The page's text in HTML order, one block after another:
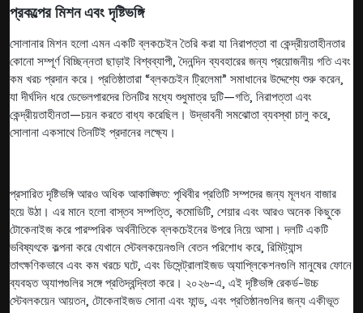
প্রকল্পের মিশন এবং দৃষ্টিভঙ্গি
সোলানার মিশন হলো এমন একটি ব্লকচেইন তৈরি করা যা নিরাপত্তা বা কেন্দ্রীয়তাহীনতার
কোনো সম্পূর্ণ বিচ্ছিন্নতা ছাড়াই বিশ্বব্যাপী, দৈনন্দিন ব্যবহারের জন্য প্রয়োজনীয় গতি এবং
কম খরচ প্রদান করে। প্রতিষ্ঠাতারা “ব্লকচেইন ট্রিলেমা” সমাধানের উদ্দেশ্যে শুরু করেন,
যা দীর্ঘদিন ধরে ডেভেলপারদের তিনটির মধ্যে শুধুমাত্র দুটি—গতি, নিরাপত্তা এবং
কেন্দ্রীয়তাহীনতা—চয়ন করতে বাধ্য করেছিল। উদ্ভাবনী সমঝোতা ব্যবস্থা চালু করে,
সোলানা একসাথে তিনটিই প্রদানের লক্ষ্যে।
প্রসারিত দৃষ্টিভঙ্গি আরও অধিক আকাঙ্ক্ষিত: পৃথিবীর প্রতিটি সম্পদের জন্য মূলধন বাজার
হয়ে উঠা। এর মানে হলো বাস্তব সম্পত্তি, কমোডিটি, শেয়ার এবং আরও অনেক কিছুকে
টোকেনাইজ করে পারম্পরিক অর্থনীতিকে ব্লকচেইনের উপরে নিয়ে আসা। দলটি একটি
ভবিষ্যৎকে কল্পনা করে যেখানে স্টেবলকয়েনগুলি বেতন পরিশোধ করে, রিমিট্যান্স
তাৎক্ষণিকভাবে এবং কম খরচে ঘটে, এবং ডিসেন্ট্রালাইজড অ্যাপ্লিকেশনগুলি মানুষের ফোনে
ব্যবহৃত অ্যাপগুলির সঙ্গে প্রতিদ্বন্দ্বিতা করে। ২০২৬-এ, এই দৃষ্টিভঙ্গি রেকর্ড-উচ্চ
স্টেবলকয়েন আয়তন, টোকেনাইজড সোনা এবং ফান্ড, এবং প্রতিষ্ঠানগুলির জন্য একীভূত